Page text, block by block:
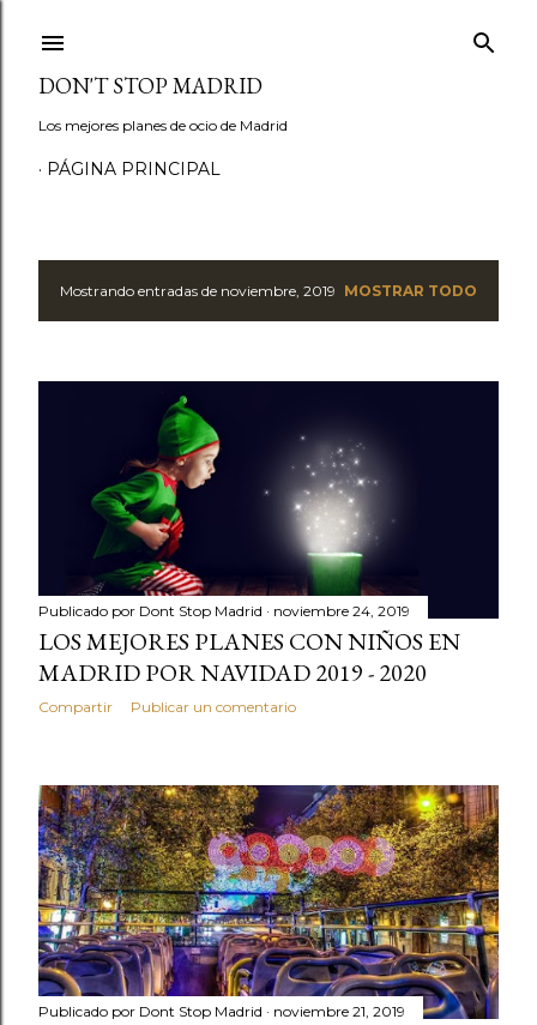
DON'T STOP MADRID
Los mejores planes de ocio de Madrid
PÁGINA PRINCIPAL
E
a
s
Mostrando entradas de noviembre, 2019 MOSTRAR TODO
Publicado por Dont Stop Madrid noviembre 24, 2019
LOS MEJORES PLANES CON NIÑOS EN
MADRID POR NAVIDAD 2019 - 2020
Compartir Publicar un comentario
Publicado por Dont Stop Madrid noviembre 21, 2019